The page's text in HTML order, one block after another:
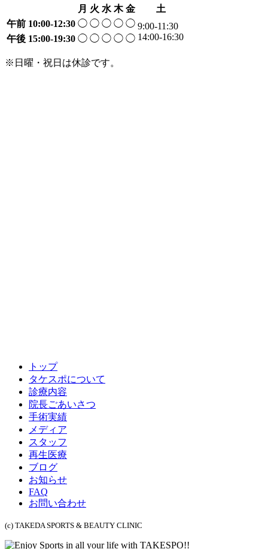
月 火 水 木 金
土
午前 10:00-12:30 ◯ ◯ ◯ ◯ ◯ 9:00-11:30
14:00-16:30
午後 15:00-19:30 ◯ ◯ ◯ ◯ ◯
※日曜・祝日は休診です。
トップ
タケスポについて
診療内容
院長ごあいさつ
手術実績
メディア
スタッフ
再生医療
ブログ
お知らせ
FAQ
お問い合わせ
(c) TAKEDA SPORTS & BEAUTY CLINIC